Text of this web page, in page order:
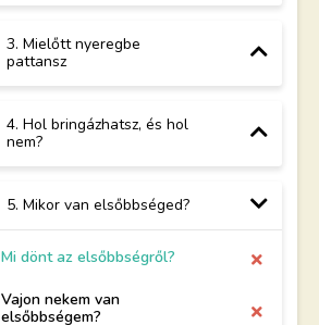
3. Mielőtt nyeregbe
pattansz
4. Hol bringázhatsz, és hol
nem?
5. Mikor van elsőbbséged?
Mi dönt az elsőbbségről?
Vajon nekem van
elsőbbségem?